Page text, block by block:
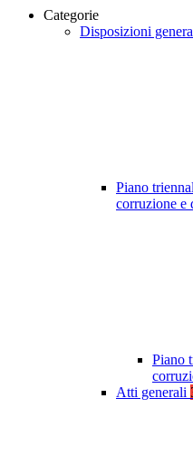
Categorie
Disposizioni
Piano
corruzione e
Piano
Atti generali